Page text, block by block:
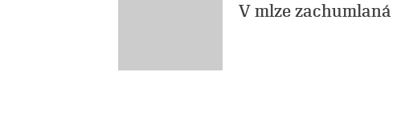
V mlze zachumlaná